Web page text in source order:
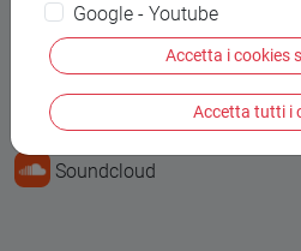
Contatti
Alessandro Mistrorigo
Soundcloud
Google - Youtube
Accetta i cookies
Accetta tutti i